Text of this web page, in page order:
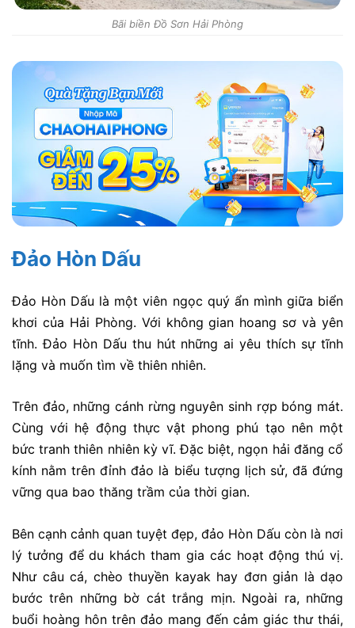
Bãi biền Đồ Sơn Hải Phòng
Đảo Hòn Dấu
Đảo Hòn Dấu là một viên ngọc quý ẩn mình giữa biển
khơi của Hải Phòng. Với không gian hoang sơ và yên
tĩnh. Đảo Hòn Dấu thu hút những ai yêu thích sự tĩnh
lặng và muốn tìm về thiên nhiên.
Trên đảo, những cánh rừng nguyên sinh rợp bóng mát.
Cùng với hệ động thực vật phong phú tạo nên một
bức tranh thiên nhiên kỳ vĩ. Đặc biệt, ngọn hải đăng cổ
kính nằm trên đỉnh đảo là biểu tượng lịch sử, đã đứng
vững qua bao thăng trầm của thời gian.
Bên cạnh cảnh quan tuyệt đẹp, đảo Hòn Dấu còn là nơi
lý tưởng để du khách tham gia các hoạt động thú vị.
Như câu cá, chèo thuyền kayak hay đơn giản là dạo
bước trên những bờ cát trắng mịn. Ngoài ra, những
buổi hoàng hôn trên đảo mang đến cảm giác thư thái,